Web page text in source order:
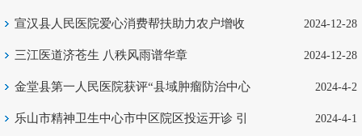
医院开展调研
宣汉县人民医院爱心消费帮扶助力农户增收 2024-12-28
三江医道济苍生 八秩风雨谱华章 2024-12-28
金堂县第一人民医院获评“县域肿瘤防治中心
交流基地”
2024-4-2
乐山市精神卫生中心市中区院区投运开诊 引 2024-4-1